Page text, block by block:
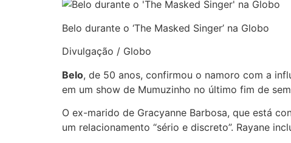
Belo durante o ‘The Masked Singer’ na Globo
Divulgação / Globo
Belo, de 50 anos, confirmou o namoro com a
em um show de Mumuzinho no último fim de
O ex-marido de Gracyanne Barbosa, que está
um relacionamento “sério e discreto”. Rayane